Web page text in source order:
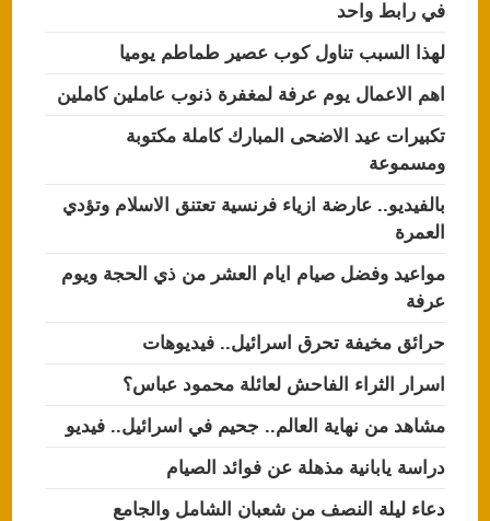
في رابط واحد
لهذا السبب تناول كوب عصير طماطم يوميا
اهم الاعمال يوم عرفة لمغفرة ذنوب عاملين كاملين
تكبيرات عيد الاضحى المبارك كاملة مكتوبة
ومسموعة
بالفيديو.. عارضة ازياء فرنسية تعتنق الاسلام وتؤدي
العمرة
مواعيد وفضل صيام ايام العشر من ذي الحجة ويوم
عرفة
حرائق مخيفة تحرق اسرائيل.. فيديوهات
اسرار الثراء الفاحش لعائلة محمود عباس؟
مشاهد من نهاية العالم.. جحيم في اسرائيل.. فيديو
دراسة يابانية مذهلة عن فوائد الصيام
دعاء ليلة النصف من شعبان الشامل والجامع